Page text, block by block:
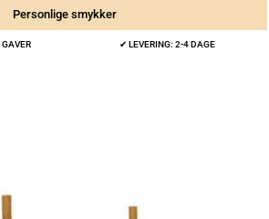
Personlige smykker
✔ LEVERING: 2-4 DAGE